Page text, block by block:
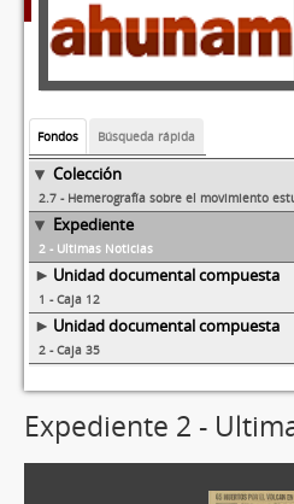
Fondos Búsqueda rápida
Colección
2.7 - Hemerografía sobre el movimiento
Expediente
2 - Ultimas Noticias
Unidad documental compuesta
1 - Caja 12
Unidad documental compuesta
2 - Caja 35
Expediente 2 -